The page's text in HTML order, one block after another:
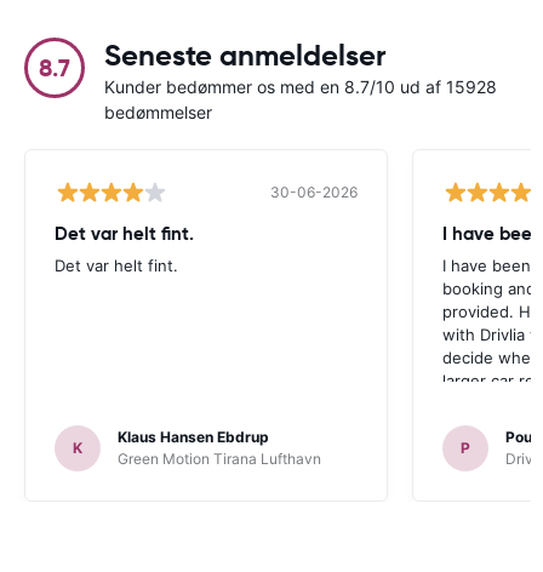
8.7 Seneste anmeldelser
Kunder bedømmer os med en 8.7/10 ud af 15928
bedømmelser
30-06-2026
Det var helt fint.
Det var helt fint.
K
Klaus Hansen Ebdrup
Green Motion Tirana Lufthavn
I have
I have been
booking and
provided.
with Drivlia
decide
larger car
P
Poul